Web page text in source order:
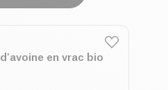
en vrac bio